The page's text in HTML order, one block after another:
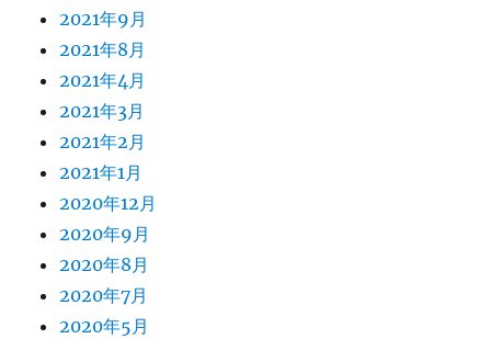
2021年9月
2021年8月
2021年4月
2021年3月
2021年2月
2021年1月
2020年12月
2020年9月
2020年8月
2020年7月
2020年5月